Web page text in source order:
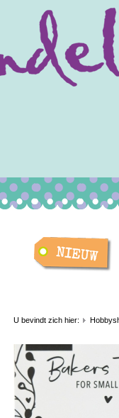
U bevindt zich hier: